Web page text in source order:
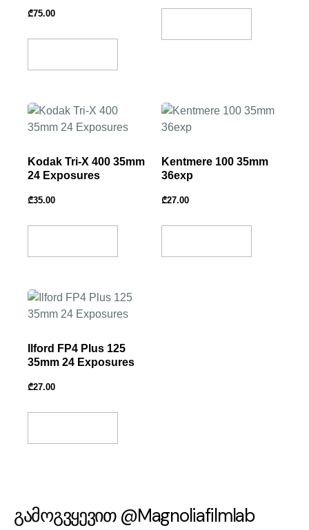
₾75.00
Kodak Tri-X 400 35mm
24 Exposures
₾35.00
Kentmere 100 35mm
36exp
₾27.00
Ilford FP4 Plus 125
35mm 24 Exposures
₾27.00
გამოგვყევით @Magnoliafilmlab